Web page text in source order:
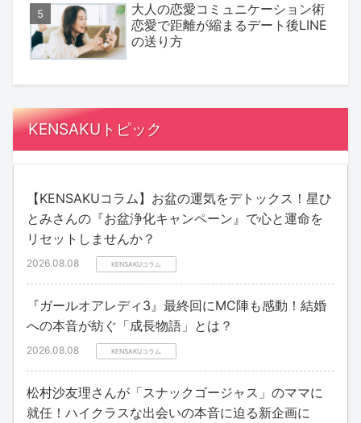
大人の恋愛コミュニケーション術
恋愛で距離が縮まるデート後LINE
の送り方
KENSAKUトピック
【KENSAKUコラム】お盆の運気をデトックス！星ひ
とみさんの『お盆浄化キャンペーン』で心と運命を
リセットしませんか？
2026.08.08 KENSAKUコラム
『ガールオアレディ3』最終回にMC陣も感動！結婚
への本音が紡ぐ「成長物語」とは？
2026.08.08 KENSAKUコラム
松村沙友理さんが「スナックゴージャス」のママに
就任！ハイクラスな出会いの本音に迫る新企画に